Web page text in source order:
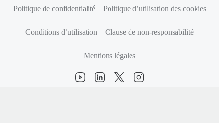
Politique de confidentialité
Politique d’utilisation des cookies
Conditions d’utilisation Clause de non-responsabilité
Mentions légales